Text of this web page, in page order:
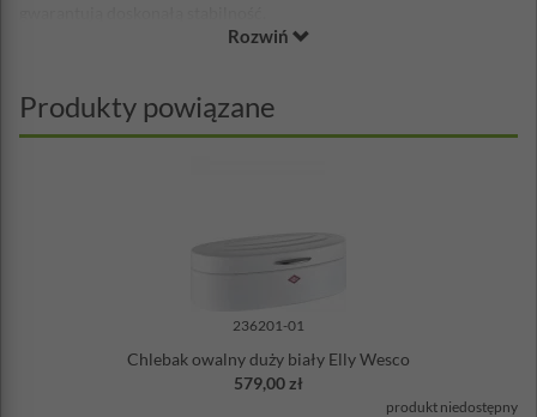
Wyjątkowa konstrukcja w stylu retro nawiązuje wyglądem do wielu
pojemnik kuchenny, zapewnia higieniczne przechowywanie
pieczywa w kuchni.
Rozwiń
Produkty powiązane
236201-01
Chlebak owalny duży biały Elly Wesco
579,00 zł
produkt niedostępny